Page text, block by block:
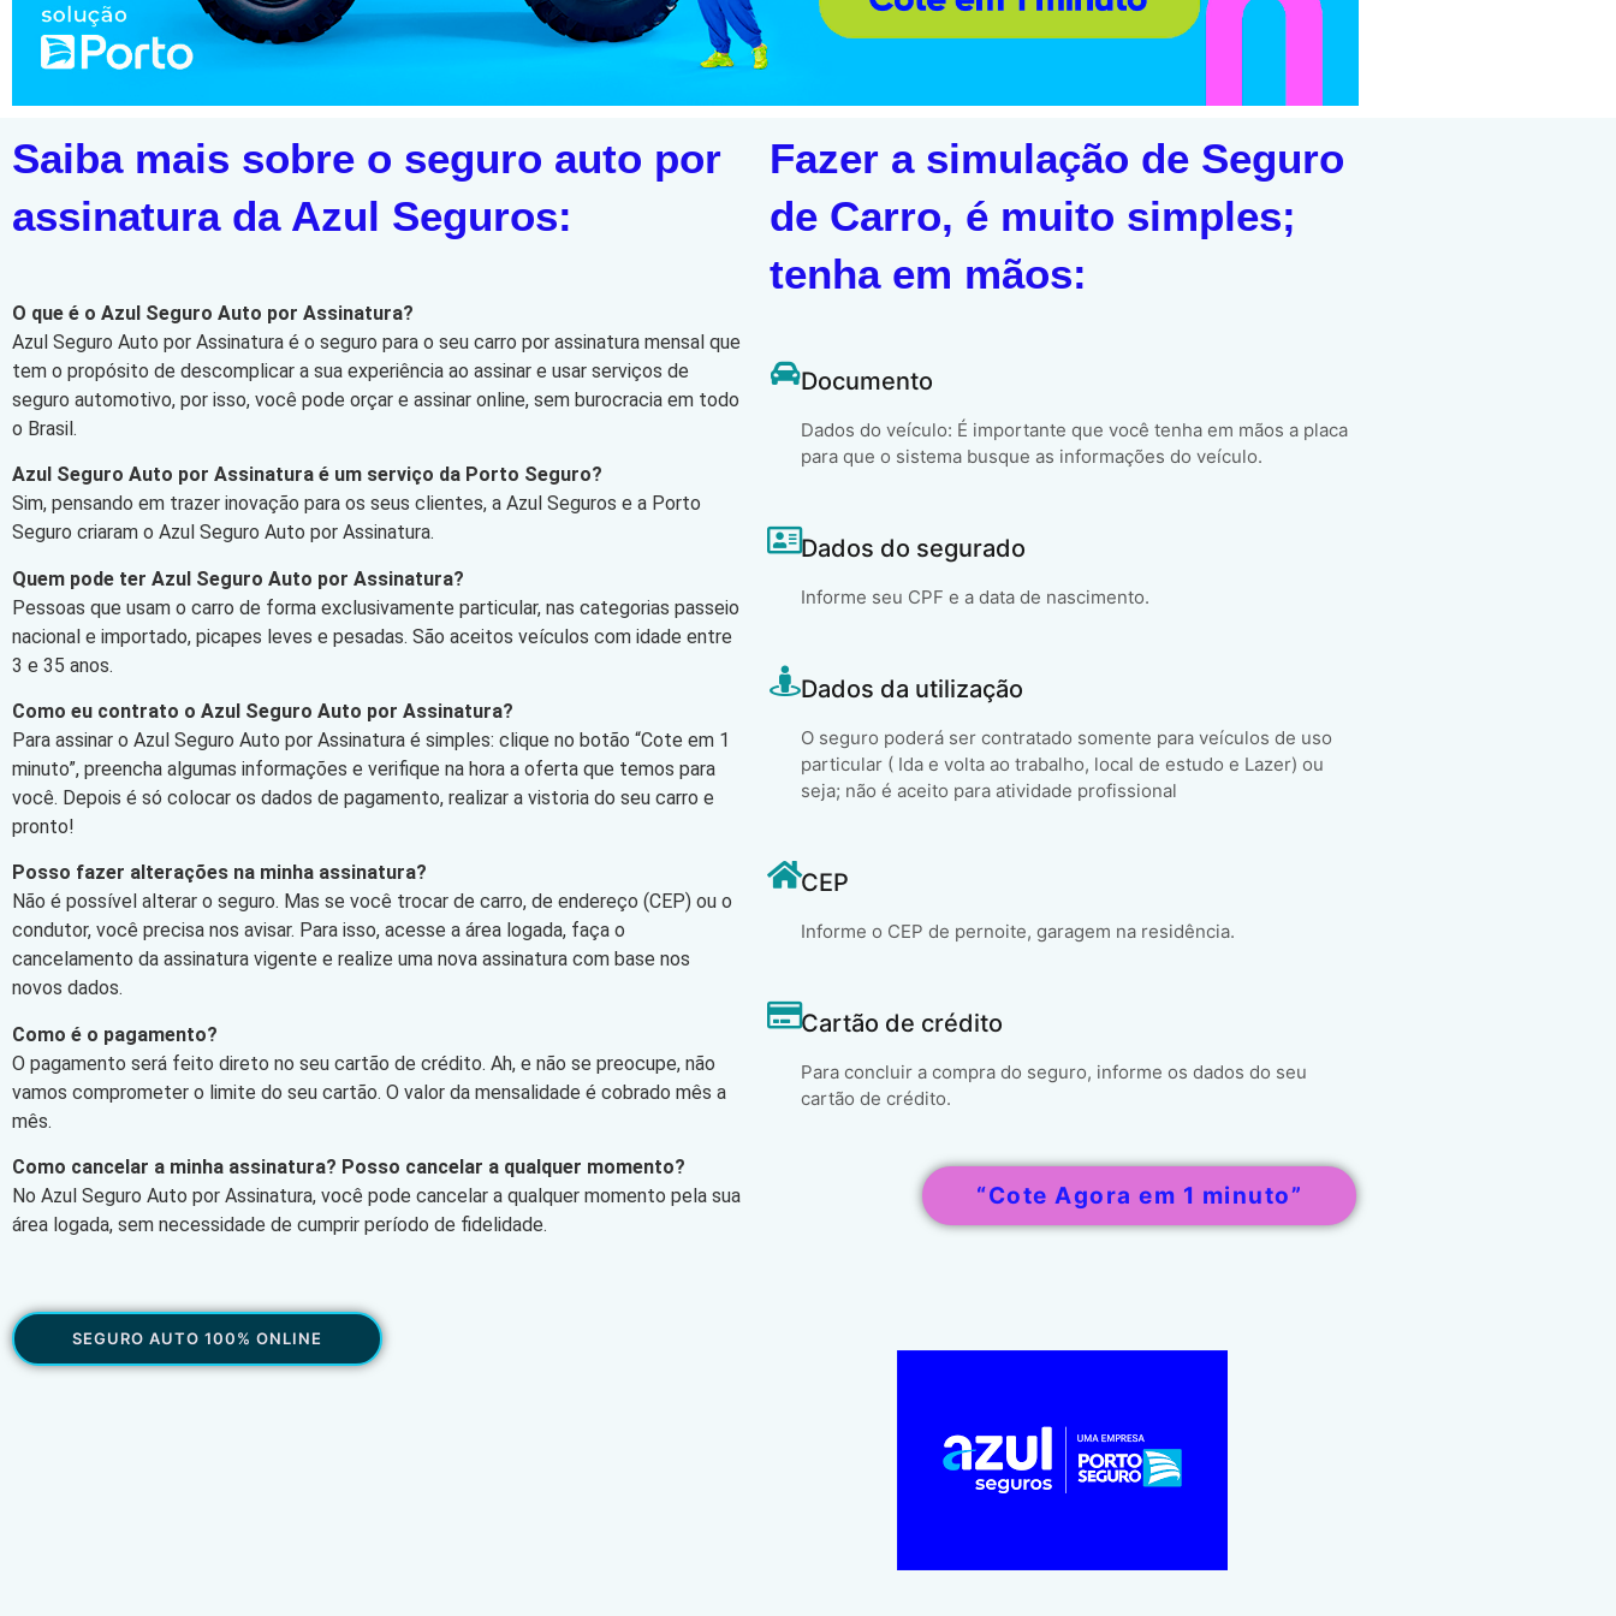
Saiba mais sobre o seguro auto por
assinatura da Azul Seguros:
O que é o Azul Seguro Auto por Assinatura?
Azul Seguro Auto por Assinatura é o seguro para o seu carro por assinatura mensal que
tem o propósito de descomplicar a sua experiência ao assinar e usar serviços de
seguro automotivo, por isso, você pode orçar e assinar online, sem burocracia em todo
o Brasil.
Azul Seguro Auto por Assinatura é um serviço da Porto Seguro?
Sim, pensando em trazer inovação para os seus clientes, a Azul Seguros e a Porto
Seguro criaram o Azul Seguro Auto por Assinatura.
Quem pode ter Azul Seguro Auto por Assinatura?
Pessoas que usam o carro de forma exclusivamente particular, nas categorias passeio
nacional e importado, picapes leves e pesadas. São aceitos veículos com idade entre
3 e 35 anos.
Como eu contrato o Azul Seguro Auto por Assinatura?
Para assinar o Azul Seguro Auto por Assinatura é simples: clique no botão “Cote em 1
minuto”, preencha algumas informações e verifique na hora a oferta que temos para
você. Depois é só colocar os dados de pagamento, realizar a vistoria do seu carro e
pronto!
Posso fazer alterações na minha assinatura?
Não é possível alterar o seguro. Mas se você trocar de carro, de endereço (CEP) ou o
condutor, você precisa nos avisar. Para isso, acesse a área logada, faça o
cancelamento da assinatura vigente e realize uma nova assinatura com base nos
novos dados.
Como é o pagamento?
O pagamento será feito direto no seu cartão de crédito. Ah, e não se preocupe, não
vamos comprometer o limite do seu cartão. O valor da mensalidade é cobrado mês a
mês.
Como cancelar a minha assinatura? Posso cancelar a qualquer momento?
No Azul Seguro Auto por Assinatura, você pode cancelar a qualquer momento pela sua
área logada, sem necessidade de cumprir período de fidelidade.
SEGURO AUTO 100% ONLINE
Fazer a simulação de Seguro
de Carro, é muito simples;
tenha em mãos:
Documento
Dados do veículo: É importante que você tenha em mãos a placa
para que o sistema busque as informações do veículo.
Dados do segurado
Informe seu CPF e a data de nascimento.
Dados da utilização
O seguro poderá ser contratado somente para veículos de uso
particular ( Ida e volta ao trabalho, local de estudo e Lazer) ou
seja; não é aceito para atividade profissional
CEP
Informe o CEP de pernoite, garagem na residência.
Cartão de crédito
Para concluir a compra do seguro, informe os dados do seu
cartão de crédito.
“Cote Agora em 1 minuto”